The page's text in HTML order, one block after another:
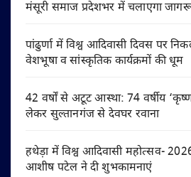
मंसूरी समाज प्रदेशभर में चलाएगा
पांढुर्णा में विश्व आदिवासी दिवस पर
वेशभूषा व सांस्कृतिक कार्यक्रमों की धूम
42 वर्षों से अटूट आस्था: 74 वर्षीय
लेकर सुल्तानगंज से देवघर रवाना
हथेड़ा में विश्व आदिवासी महोत्सव-
आशीष पटेल ने दी शुभकामनाएं